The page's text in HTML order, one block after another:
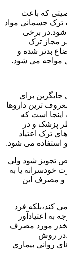
که باعث
ترک جسمانی مواد
برخی
مجاز ترک
بدتر شده و
مواجه می شود.
جایگزین برای
ترین داروها
اینجا است که
پزشک و در
ترک اعتیاد
استفاده می شود.
تجویز شود ولی
خودسرانه یا به
و مصرف این
کند،بلکه فرد
به اعتیادآور
مخدر مورد مصرف
روش
روانی بیماری